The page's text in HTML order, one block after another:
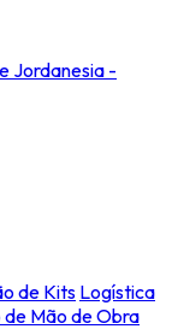
Jordanesia -
de Kits Logística
Mão de Obra